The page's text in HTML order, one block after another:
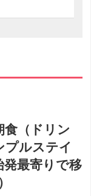
食（ドリン
プルステイ
発最寄りで移